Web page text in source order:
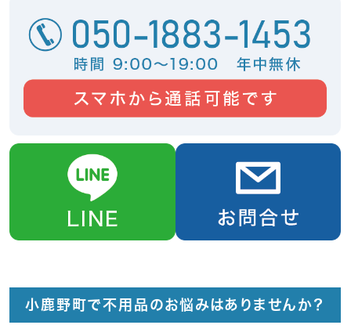
小鹿野町で不用品のお悩みはありませんか？